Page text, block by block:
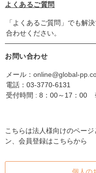
よくあるご質問
「よくあるご質問」でも解
合わせください。
お問い合わせ
メール： online@global-
電話： 03-3770-6131
受付時間 : 8：00～17：00
こちらは法人様向けのペー
ン、会員登録はこちらから